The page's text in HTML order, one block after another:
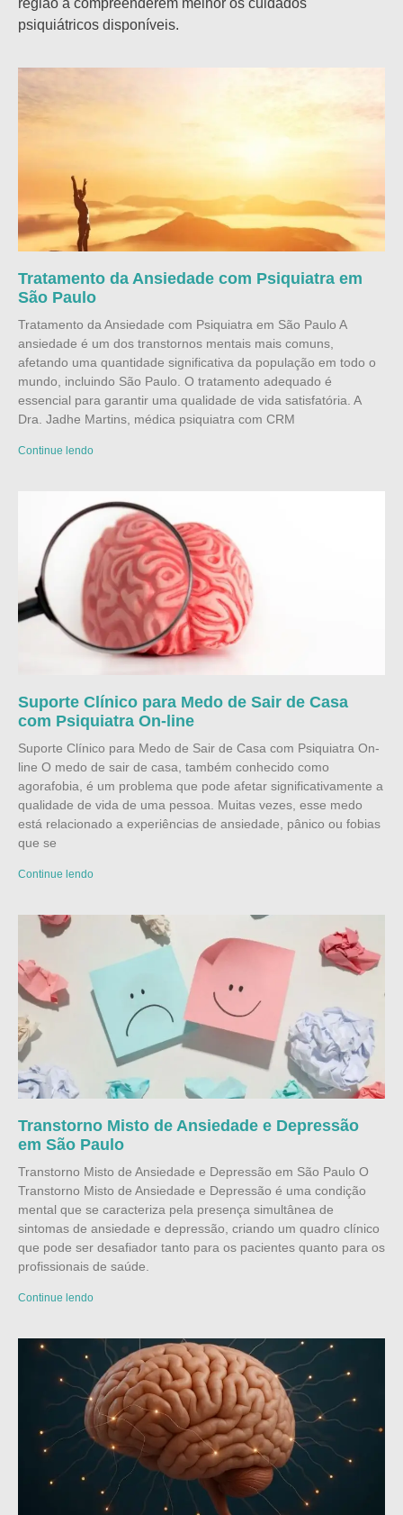
região a compreenderem melhor os cuidados
psiquiátricos disponíveis.
Tratamento da Ansiedade com Psiquiatra em
São Paulo
Tratamento da Ansiedade com Psiquiatra em São Paulo A
ansiedade é um dos transtornos mentais mais comuns,
afetando uma quantidade significativa da população em todo o
mundo, incluindo São Paulo. O tratamento adequado é
essencial para garantir uma qualidade de vida satisfatória. A
Dra. Jadhe Martins, médica psiquiatra com CRM
Continue lendo
Suporte Clínico para Medo de Sair de Casa
com Psiquiatra On-line
Suporte Clínico para Medo de Sair de Casa com Psiquiatra On-
line O medo de sair de casa, também conhecido como
agorafobia, é um problema que pode afetar significativamente a
qualidade de vida de uma pessoa. Muitas vezes, esse medo
está relacionado a experiências de ansiedade, pânico ou fobias
que se
Continue lendo
Transtorno Misto de Ansiedade e Depressão
em São Paulo
Transtorno Misto de Ansiedade e Depressão em São Paulo O
Transtorno Misto de Ansiedade e Depressão é uma condição
mental que se caracteriza pela presença simultânea de
sintomas de ansiedade e depressão, criando um quadro clínico
que pode ser desafiador tanto para os pacientes quanto para os
profissionais de saúde.
Continue lendo